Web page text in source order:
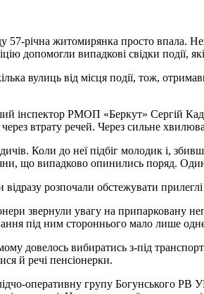
57-річна житомирянка просто впала.
допомогли випадкові свідки події,
вулиць від місця події, тож,
інспектор РМОП «Беркут» Сергій
через втрату речей. Через сильне
Коли до неї підбіг молодик і,
що випадково опинились поряд. Один
розпочали обстежувати
звернули увагу на припарковану
під ним стороннього мало лише
довелось вибиратись з-під
й речі пенсіонерки.
оперативну групу Богунського